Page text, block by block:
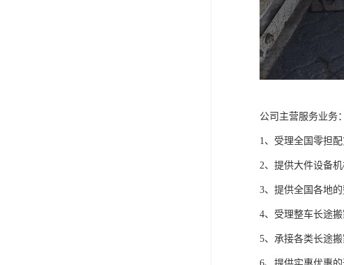
公司主营服务业务：
1、受理全国零担
2、提供大件设备
3、提供全国各地的
4、受理整车长途搬
5、承接各类长途搬